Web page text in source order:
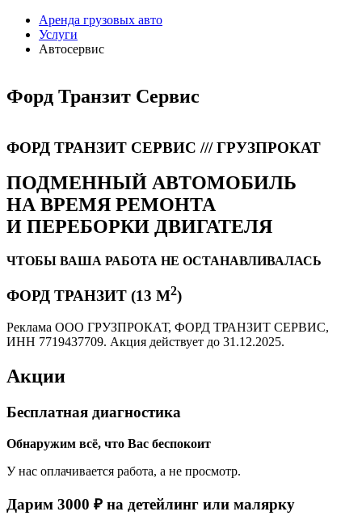
Аренда грузовых авто
Услуги
Автосервис
Форд Транзит Сервис
ФОРД ТРАНЗИТ СЕРВИС /// ГРУЗПРОКАТ
ПОДМЕННЫЙ АВТОМОБИЛЬ
НА ВРЕМЯ РЕМОНТА
И ПЕРЕБОРКИ ДВИГАТЕЛЯ
ЧТОБЫ ВАША РАБОТА НЕ ОСТАНАВЛИВАЛАСЬ
ФОРД ТРАНЗИТ (13 М2)
Реклама ООО ГРУЗПРОКАТ, ФОРД ТРАНЗИТ СЕРВИС,
ИНН 7719437709. Акция действует до 31.12.2025.
Акции
Бесплатная диагностика
Обнаружим всё, что Вас беспокоит
У нас оплачивается работа, а не просмотр.
Дарим 3000 ₽ на детейлинг или малярку